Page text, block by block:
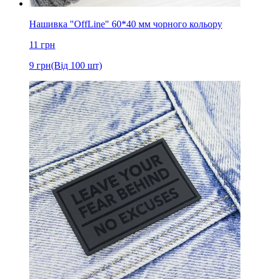
Нашивка "OffLine" 60*40 мм чорного кольору
11 грн
9 грн(Від 100 шт)